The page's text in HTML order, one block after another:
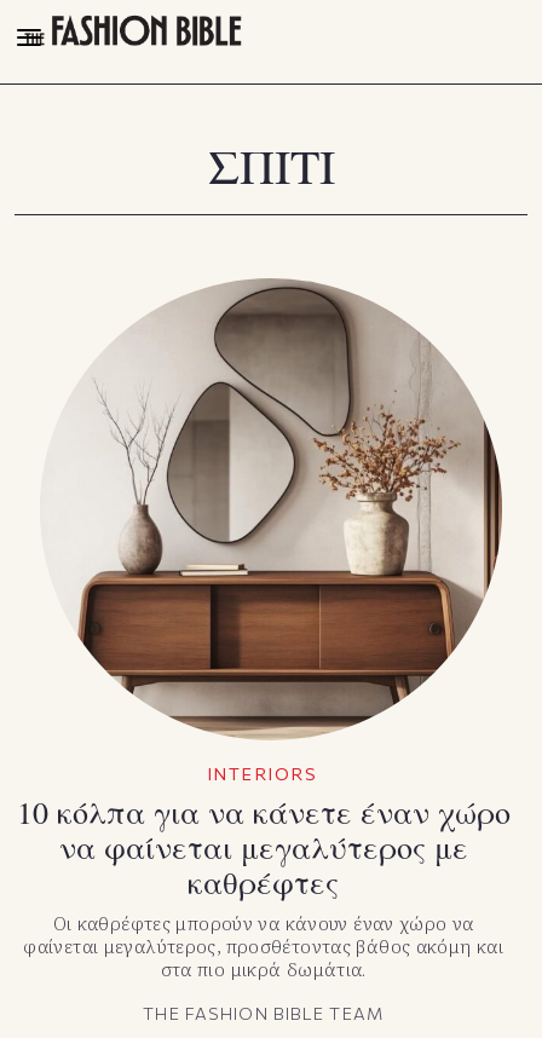
THE FASHION BIBLE
FOLLOW
Facebook
Instagram
X(Twitter)
ΣΠΙΤΙ
INTERIORS
10 κόλπα για να κάνετε έναν χώρο
να φαίνεται μεγαλύτερος με
καθρέφτες
Οι καθρέφτες μπορούν να κάνουν έναν χώρο να
φαίνεται μεγαλύτερος, προσθέτοντας βάθος ακόμη και
στα πιο μικρά δωμάτια.
THE FASHION BIBLE TEAM